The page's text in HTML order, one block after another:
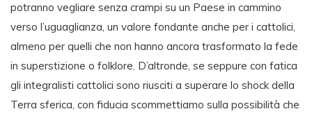
potranno vegliare senza crampi su un Paese in cammino
verso l’uguaglianza, un valore fondante anche per i cattolici,
almeno per quelli che non hanno ancora trasformato la fede
in superstizione o folklore. D’altronde, se seppure con fatica
gli integralisti cattolici sono riusciti a superare lo shock della
Terra sferica, con fiducia scommettiamo sulla possibilità che